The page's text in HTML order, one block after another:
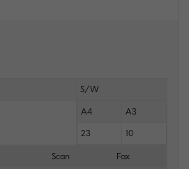
S/W
A4 A3
23 10
Scan Fax